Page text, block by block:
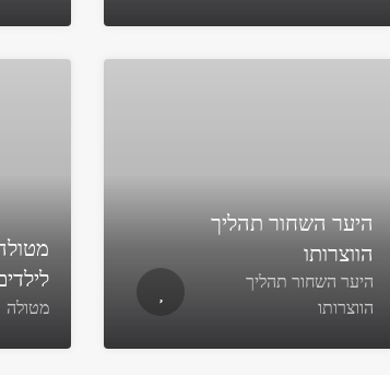
היער השחור תהליך
הווצרותו
היער השחור תהליך
הווצרותו
מטולה